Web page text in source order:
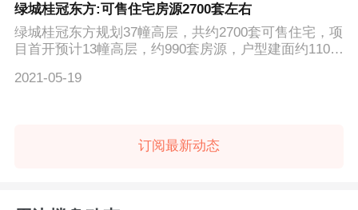
绿城桂冠东方:可售住宅房源2700套左右
绿城桂冠东方规划37幢高层，共约2700套可售住宅，项
目首开预计13幢高层，约990套房源，户型建面约110-2
2021-05-19
订阅最新动态